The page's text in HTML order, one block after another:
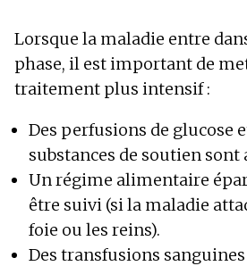
Lorsque la maladie entre
phase, il est important de
traitement plus intensif :
Des perfusions de glucose
substances de soutien
Un régime alimentaire
être suivi (si la maladie
foie ou les reins).
Des transfusions